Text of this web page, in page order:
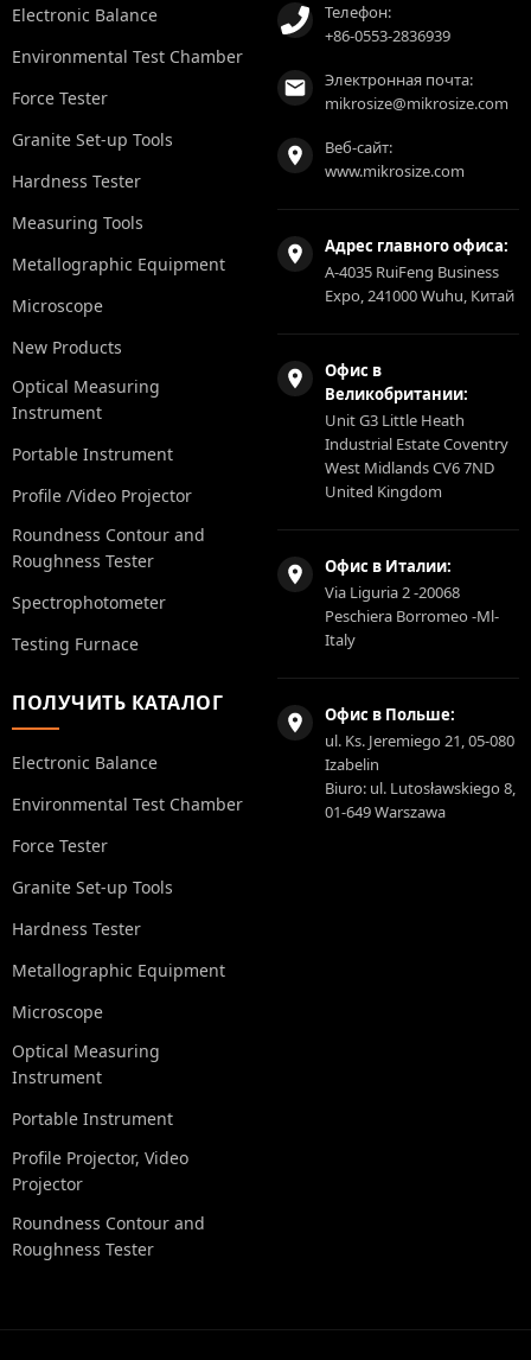
Electronic Balance
Environmental Test Chamber
Force Tester
Granite Set-up Tools
Hardness Tester
Measuring Tools
Metallographic Equipment
Microscope
New Products
Optical Measuring
Instrument
Portable Instrument
Profile /Video Projector
Roundness Contour and
Roughness Tester
Spectrophotometer
Testing Furnace
ПОЛУЧИТЬ КАТАЛОГ
Electronic Balance
Environmental Test Chamber
Force Tester
Granite Set-up Tools
Hardness Tester
Metallographic Equipment
Microscope
Optical Measuring
Instrument
Portable Instrument
Profile Projector, Video
Projector
Roundness Contour and
Roughness Tester
Телефон:
+86-0553-2836939
Электронная почта:
mikrosize@mikrosize.com
Веб-сайт:
www.mikrosize.com
Адрес главного офиса:
A-4035 RuiFeng Business
Expo, 241000 Wuhu, Китай
Офис в
Великобритании:
Unit G3 Little Heath
Industrial Estate Coventry
West Midlands CV6 7ND
United Kingdom
Офис в Италии:
Via Liguria 2 -20068
Peschiera Borromeo -Ml-
Italy
Офис в Польше:
ul. Ks. Jeremiego 21, 05-080
Izabelin
Biuro: ul. Lutosławskiego 8,
01-649 Warszawa